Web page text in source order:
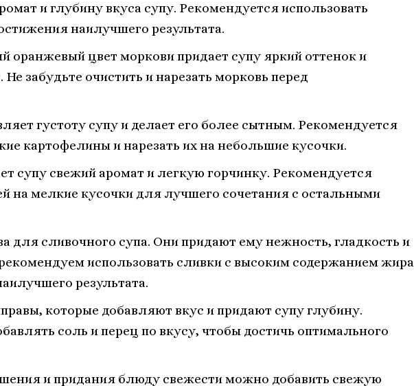
и глубину вкуса супу. Рекомендуется использовать
наилучшего результата.
оранжевый цвет моркови придает супу яркий оттенок и
забудьте очистить и нарезать морковь перед
густоту супу и делает его более сытным. Рекомендуется
картофелины и нарезать их на небольшие кусочки.
супу свежий аромат и легкую горчинку. Рекомендуется
на мелкие кусочки для лучшего сочетания с остальными
для сливочного супа. Они придают ему нежность, гладкость и
использовать сливки с высоким содержанием жира
результата.
которые добавляют вкус и придают супу глубину.
соль и перец по вкусу, чтобы достичь оптимального
и придания блюду свежести можно добавить свежую